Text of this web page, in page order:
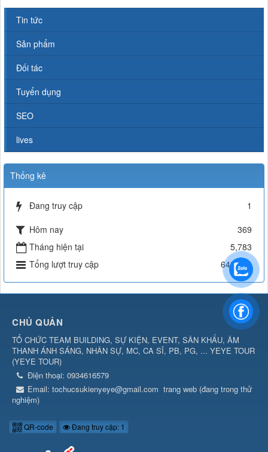
Tin tức
Sản phẩm
Đối tác
Tuyển dụng
SEO
lives
Thống kê
Đang truy cập
1
Hôm nay
369
Tháng hiện tại
5,783
Tổng lượt truy cập
642,614
CHỦ QUẢN
TỔ CHỨC TEAM BUILDING, SỰ KIỆN, EVENT, SÂN KHẤU, ÂM
THANH ÁNH SÁNG, NHÂN SỰ, MC, CA SĨ, PB, PG, ... YEYE TOUR
(YEYE TOUR)
Điện thoại: 0934616579
Email: tochucsukienyeye@gmail.com trang web (đang trong thử
nghiệm)
QR-code Đang truy cập: 1